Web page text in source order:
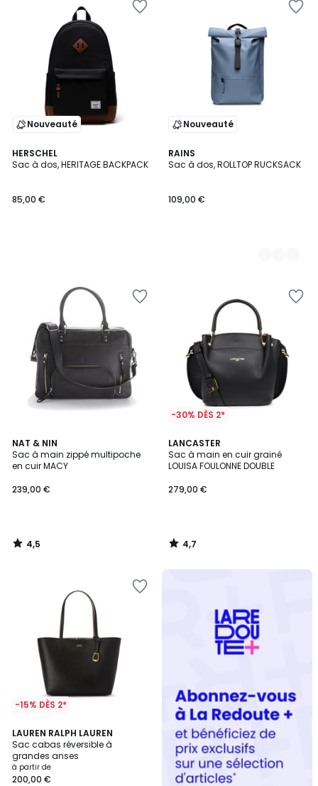
Nouveauté
HERSCHEL
Sac à dos, HERITAGE BACKPACK
85,00 €
Nouveauté
RAINS
Sac à dos, ROLLTOP RUCKSACK
109,00 €
3
Couleurs
NAT & NIN
Sac à main zippé multipoche
en cuir MACY
239,00 €
4,5
/ 5
4,5
/
-30% DÈS 2*
LANCASTER
Sac à main en cuir grainé
LOUISA FOULONNE DOUBLE
279,00 €
4,7
/ 5
4,7
/
-15% DÈS 2*
LAUREN RALPH LAUREN
Sac cabas réversible à
grandes anses
à partir de
200,00 €
4,6
/ 5
3
Couleurs